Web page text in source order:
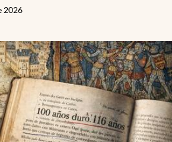
2026